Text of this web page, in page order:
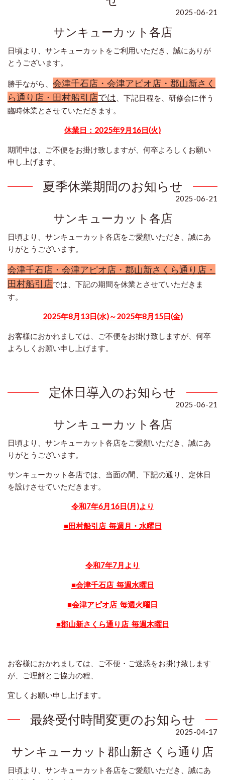
2025-06-21
サンキューカット各店
日頃より、サンキューカットをご利用いただき、誠にありが
とうございます。
勝手ながら、 会津千石店・会津アピオ店・郡山新さく
ら通り店・田村船引店では 、下記日程を、研修会に伴う
臨時休業とさせていただきます。
休業日：2025年9月16日(火)
期間中は、ご不便をお掛け致しますが、何卒よろしくお願い
申し上げます。
夏季休業期間のお知らせ
2025-06-21
サンキューカット各店
日頃より、サンキューカット各店をご愛顧いただき、誠にあ
りがとうございます。
会津千石店・会津アピオ店・郡山新さくら通り店・
田村船引店では、下記の期間を休業とさせていただきま
す。
2025年8月13日(水)～2025年8月15日(金)
お客様におかれましては、ご不便をお掛け致しますが、何卒
よろしくお願い申し上げます。
定休日導入のお知らせ
2025-06-21
サンキューカット各店
日頃より、サンキューカット各店をご愛顧いただき、誠にあ
りがとうございます。
サンキューカット各店では、当面の間、下記の通り、定休日
を設けさせていただきます。
令和7年6月16日(月)より
■田村船引店 毎週月・水曜日
令和7年7月より
■会津千石店 毎週水曜日
■会津アピオ店 毎週火曜日
■郡山新さくら通り店 毎週木曜日
お客様におかれましては、ご不便・ご迷惑をお掛け致します
が、ご理解とご協力の程、
宜しくお願い申し上げます。
最終受付時間変更のお知らせ
2025-04-17
サンキューカット郡山新さくら通り店
日頃より、サンキューカット各店をご愛顧いただき、誠にあ